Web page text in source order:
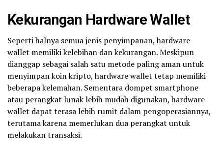
Kekurangan Hardware Wallet
Seperti halnya semua jenis penyimpanan, hardware
wallet memiliki kelebihan dan kekurangan. Meskipun
dianggap sebagai salah satu metode paling aman untuk
menyimpan koin kripto, hardware wallet tetap memiliki
beberapa kelemahan. Sementara dompet smartphone
atau perangkat lunak lebih mudah digunakan, hardware
wallet dapat terasa lebih rumit dalam pengoperasiannya,
terutama karena memerlukan dua perangkat untuk
melakukan transaksi.